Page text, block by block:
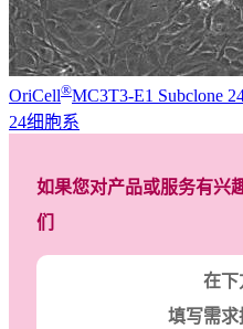
OriCell®MC3T3-E1 Subclone
24细胞系
如果您对产品或服务有兴
们
在下
填写需求